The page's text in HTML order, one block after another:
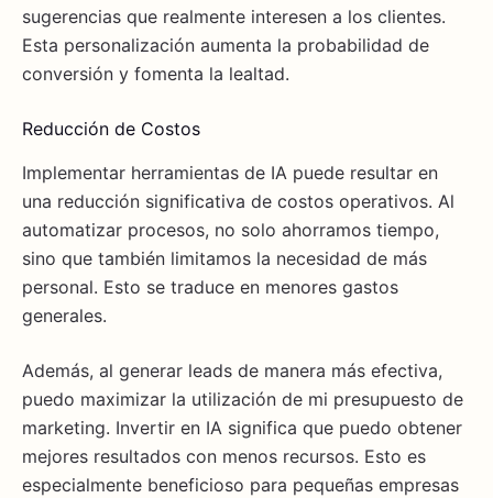
sugerencias que realmente interesen a los clientes.
Esta personalización aumenta la probabilidad de
conversión y fomenta la lealtad.
Reducción de Costos
Implementar herramientas de IA puede resultar en
una reducción significativa de costos operativos. Al
automatizar procesos, no solo ahorramos tiempo,
sino que también limitamos la necesidad de más
personal. Esto se traduce en menores gastos
generales.
Además, al generar leads de manera más efectiva,
puedo maximizar la utilización de mi presupuesto de
marketing. Invertir en IA significa que puedo obtener
mejores resultados con menos recursos. Esto es
especialmente beneficioso para pequeñas empresas